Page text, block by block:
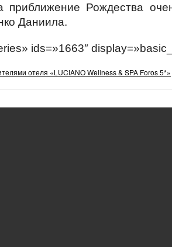
приближение Рождества
Даниила.
ids=»1663″
отеля «LUCIANO Wellness & SPA Foros 5*»